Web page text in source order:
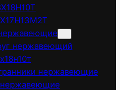
нержавеющий
нержавеющие